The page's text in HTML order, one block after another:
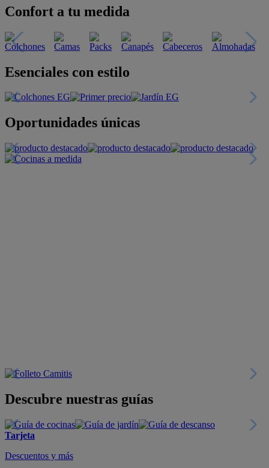
Confort a tu medida
Esenciales con estilo
Oportunidades únicas
Descubre nuestras guías
Tarjeta
Descuentos y más